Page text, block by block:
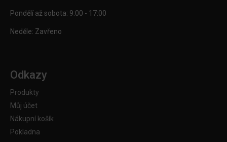
Pondělí až sobota: 9:00 - 17:00
Neděle: Zavřeno
Odkazy
Produkty
Můj účet
Nákupní košík
Pokladna